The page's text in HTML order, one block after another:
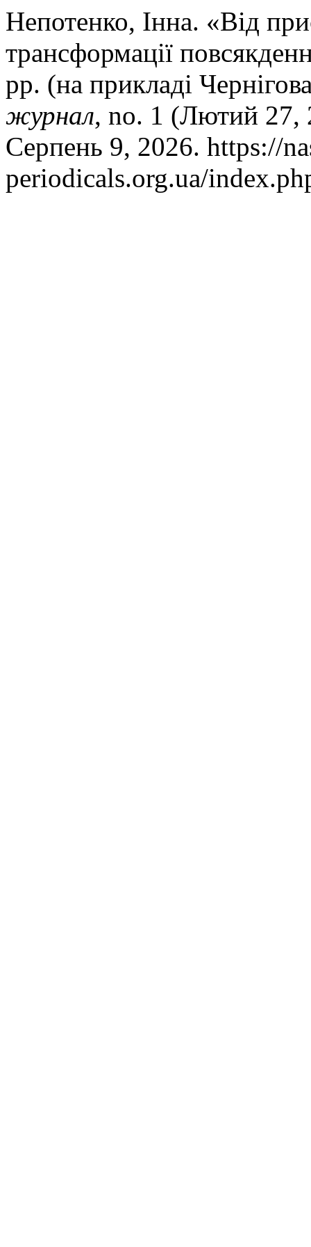
Непотенко, Інна. «Від
трансформації
рр. (на прикладі
журнал, no. 1 (Лютий 27,
Серпень 9, 2026. https://
periodicals.org.ua/